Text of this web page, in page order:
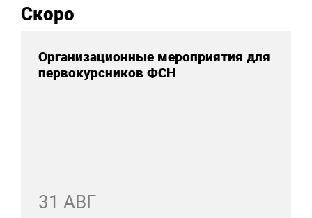
Скоро
Организационные мероприятия для
первокурсников ФСН
31 АВГ